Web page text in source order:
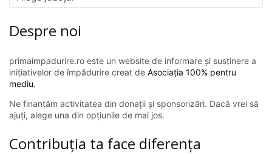
Despre noi
primaimpadurire.ro este un website de informare și susținere a
inițiativelor de împădurire creat de Asociația 100% pentru
mediu.
Ne finanțăm activitatea din donații și sponsorizări. Dacă vrei să
ajuți, alege una din opțiunile de mai jos.
Contribuția ta face diferența